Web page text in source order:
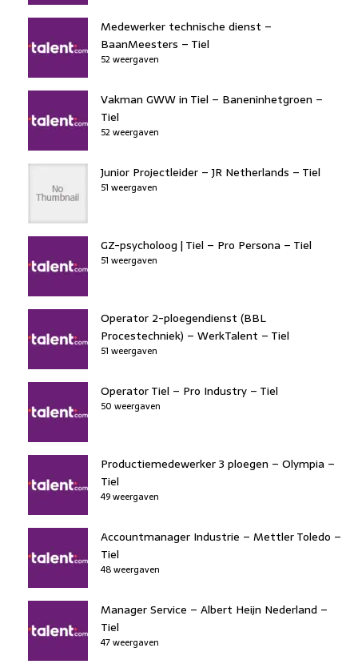
Medewerker technische dienst –
BaanMeesters – Tiel
52 weergaven
Vakman GWW in Tiel – Baneninhetgroen –
Tiel
52 weergaven
Junior Projectleider – JR Netherlands – Tiel
51 weergaven
GZ-psycholoog | Tiel – Pro Persona – Tiel
51 weergaven
Operator 2-ploegendienst (BBL
Procestechniek) – WerkTalent – Tiel
51 weergaven
Operator Tiel – Pro Industry – Tiel
50 weergaven
Productiemedewerker 3 ploegen – Olympia –
Tiel
49 weergaven
Accountmanager Industrie – Mettler Toledo –
Tiel
48 weergaven
Manager Service – Albert Heijn Nederland –
Tiel
47 weergaven